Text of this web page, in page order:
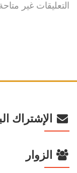
التعليقات غير
الإشتراك
الزوار